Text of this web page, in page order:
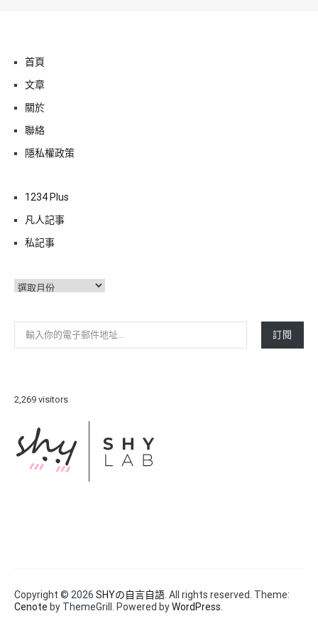
首頁
文章
關於
聯絡
隱私權政策
1234 Plus
凡人記事
私記事
彙
輸入你的電子郵件地址…
訂閱
2,269 visitors
Copyright © 2026 SHYの自言自語 . All rights reserved. Theme:
Cenote by ThemeGrill. Powered byWordPress